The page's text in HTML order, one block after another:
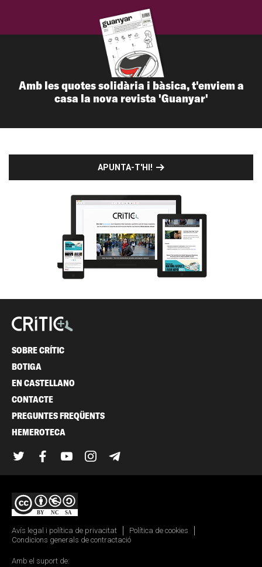
Amb les quotes solidària i bàsica, t'enviem a
casa la nova revista 'Guanyar'
APUNTA-T'HI!
SOBRE CRÍTIC
BOTIGA
EN CASTELLANO
CONTACTE
PREGUNTES FREQÜENTS
HEMEROTECA
TwitterFacebook
YouTubeInstagram
Avís legal i política de privacitat
Política de cookies
Condicions generals de contractació
Amb el suport de: